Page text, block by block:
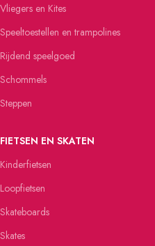
Vliegers en Kites
Speeltoestellen en trampolines
Rijdend speelgoed
Schommels
Steppen
FIETSEN EN SKATEN
Kinderfietsen
Loopfietsen
Skateboards
Skates